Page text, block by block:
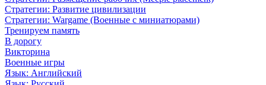
Стратегии: Развитие цивилизации
Стратегии: Wargame (Военные с миниатюрами)
Тренируем память
В дорогу
Викторина
Военные игры
Язык: Английский